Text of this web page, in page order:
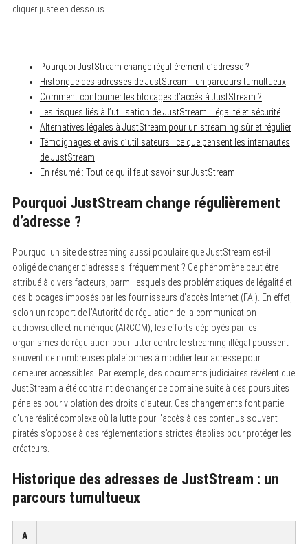
cliquer juste en dessous.
Pourquoi JustStream change régulièrement d’adresse ?
Historique des adresses de JustStream : un parcours tumultueux
Comment contourner les blocages d’accès à JustStream ?
Les risques liés à l’utilisation de JustStream : légalité et sécurité
Alternatives légales à JustStream pour un streaming sûr et régulier
Témoignages et avis d’utilisateurs : ce que pensent les internautes
de JustStream
En résumé : Tout ce qu’il faut savoir sur JustStream
Pourquoi JustStream change régulièrement
d’adresse ?
Pourquoi un site de streaming aussi populaire que JustStream est-il
obligé de changer d’adresse si fréquemment ? Ce phénomène peut être
attribué à divers facteurs, parmi lesquels des problématiques de légalité et
des blocages imposés par les fournisseurs d’accès Internet (FAI). En effet,
selon un rapport de l’Autorité de régulation de la communication
audiovisuelle et numérique (ARCOM), les efforts déployés par les
organismes de régulation pour lutter contre le streaming illégal poussent
souvent de nombreuses plateformes à modifier leur adresse pour
demeurer accessibles. Par exemple, des documents judiciaires révèlent que
JustStream a été contraint de changer de domaine suite à des poursuites
pénales pour violation des droits d’auteur. Ces changements font partie
d’une réalité complexe où la lutte pour l’accès à des contenus souvent
piratés s’oppose à des réglementations strictes établies pour protéger les
créateurs.
Historique des adresses de JustStream : un
parcours tumultueux
A